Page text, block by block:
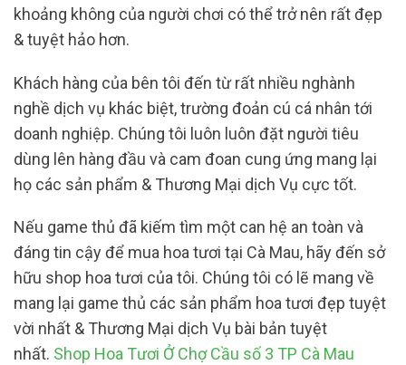
khoảng không của người chơi có thể trở nên rất đẹp
& tuyệt hảo hơn.
Khách hàng của bên tôi đến từ rất nhiều nghành
nghề dịch vụ khác biệt, trường đoản cú cá nhân tới
doanh nghiệp. Chúng tôi luôn luôn đặt người tiêu
dùng lên hàng đầu và cam đoan cung ứng mang lại
họ các sản phẩm & Thương Mại dịch Vụ cực tốt.
Nếu game thủ đã kiếm tìm một can hệ an toàn và
đáng tin cậy để mua hoa tươi tại Cà Mau, hãy đến sở
hữu shop hoa tươi của tôi. Chúng tôi có lẽ mang về
mang lại game thủ các sản phẩm hoa tươi đẹp tuyệt
vời nhất & Thương Mại dịch Vụ bài bản tuyệt
nhất. Shop Hoa Tươi Ở Chợ Cầu số 3 TP Cà Mau